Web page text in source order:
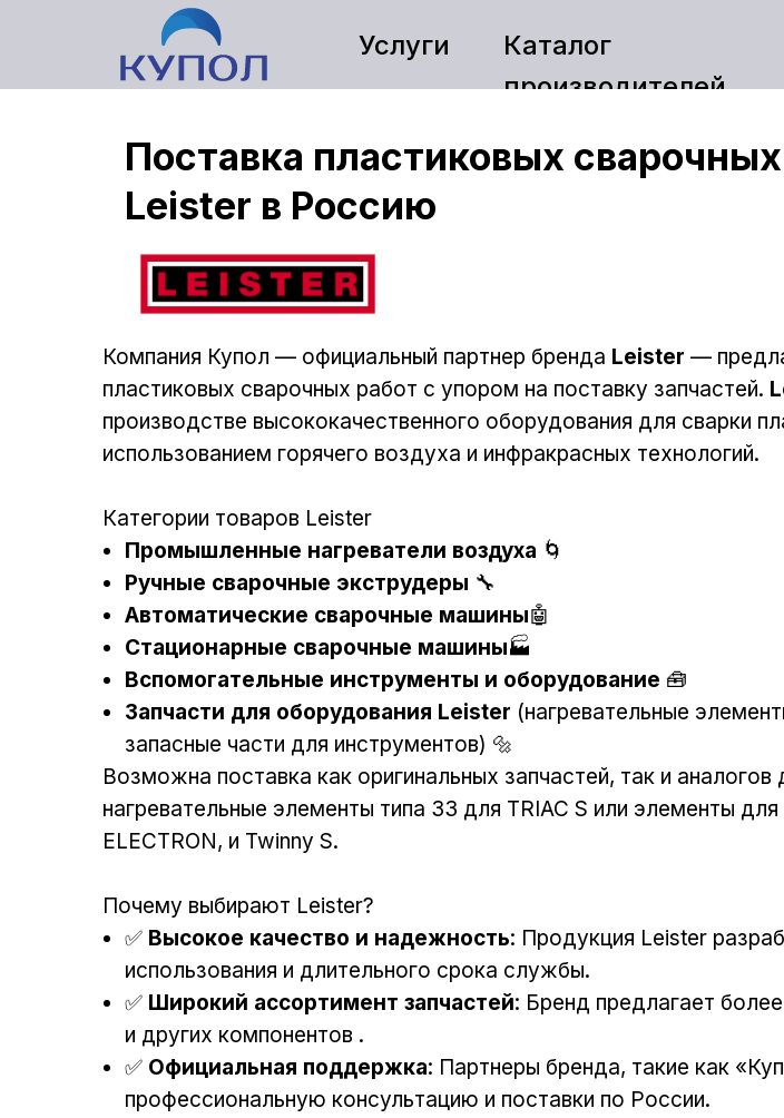
Каталог
производителей
Услуги
Поставка пластиковых
Leister в Россию
Компания Купол — официальный партнер бренда Leister —
пластиковых сварочных работ с упором на поставку запчастей.
производстве высококачественного оборудования для сварки
использованием горячего воздуха и инфракрасных технологий.
Категории товаров Leister
Промышленные нагреватели воздуха 🌀
Ручные сварочные экструдеры 🔧
Автоматические сварочные машины🤖
Стационарные сварочные машины🏭
Вспомогательные инструменты и оборудование 🧰
Запчасти для оборудования Leister (нагревательные
запасные части для инструментов) 🔩
Возможна поставка как оригинальных запчастей, так и
нагревательные элементы типа 33 для TRIAC S или элементы
ELECTRON, и Twinny S.
Почему выбирают Leister?
✅ Высокое качество и надежность: Продукция Leister
использования и длительного срока службы.
✅ Широкий ассортимент запчастей: Бренд предлагает
и других компонентов .
✅ Официальная поддержка: Партнеры бренда, такие как
профессиональную консультацию и поставки по России.